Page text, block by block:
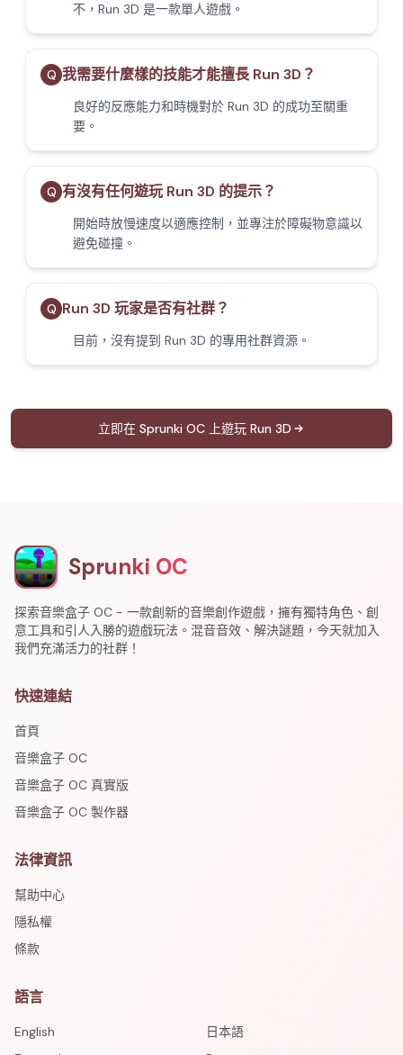
不，Run 3D 是一款單人遊戲。
Q 我需要什麼樣的技能才能擅長 Run 3D？
良好的反應能力和時機對於 Run 3D 的成功至關重
要。
Q 有沒有任何遊玩 Run 3D 的提示？
開始時放慢速度以適應控制，並專注於障礙物意識以
避免碰撞。
Q Run 3D 玩家是否有社群？
目前，沒有提到 Run 3D 的專用社群資源。
立即在 Sprunki OC 上遊玩 Run 3D
Sprunki OC
探索音樂盒子 OC - 一款創新的音樂創作遊戲，擁有獨特角色、創
意工具和引人入勝的遊戲玩法。混音音效、解決謎題，今天就加入
我們充滿活力的社群！
快速連結
首頁
音樂盒子 OC
音樂盒子 OC 真實版
音樂盒子 OC 製作器
法律資訊
幫助中心
隱私權
條款
語言
English
日本語